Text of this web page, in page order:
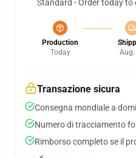
Standard - Order today to
Production
Today
Aug.
Transazione sicura
Consegna mondiale a
Numero di tracciamento
Rimborso completo se il